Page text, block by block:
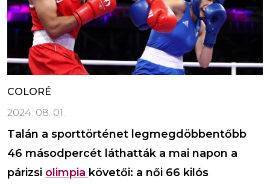
COLORÉ
2024. 08. 01.
Talán a sporttörténet legmegdöbbentőbb
46 másodpercét láthatták a mai napon a
párizsi olimpia követői: a női 66 kilós